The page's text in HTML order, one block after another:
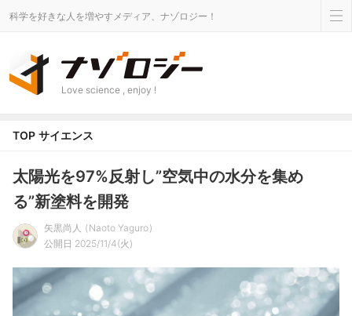
科学を好きな人を増やすメディア、ナゾロジー！
Love science , enjoy !
TOP サイエンス
太陽光を97%反射し”空気中の水分を集め
る”新塗料を開発
矢黒尚人
Naoto Yaguro
公開日 2025/11/4(火)